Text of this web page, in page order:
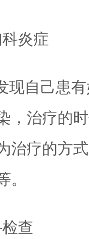
炎症
现自己患
，治疗的
治疗的方
。
查